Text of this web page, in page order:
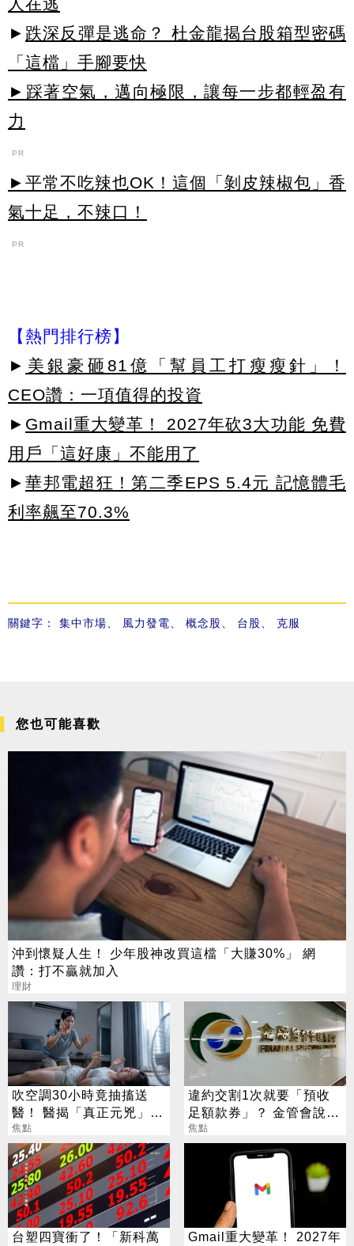
人在逃
► 跌深反彈是逃命？ 杜金龍揭台股箱型密碼
「這檔」手腳要快
►踩著空氣，邁向極限，讓每一步都輕盈有
力
PR
►平常不吃辣也OK！這個「剝皮辣椒包」香
氣十足，不辣口！
PR
【熱門排行榜】
► 美銀豪砸81億「幫員工打瘦瘦針」！
CEO讚：一項值得的投資
► Gmail重大變革！ 2027年砍3大功能 免費
用戶「這好康」不能用了
► 華邦電超狂！第二季EPS 5.4元 記憶體毛
利率飆至70.3%
關鍵字： 集中市場 風力發電 概念股 台股 克服
您也可能喜歡
沖到懷疑人生！ 少年股神改買這檔「大賺30%」 網
讚：打不贏就加入
理財
吹空調30小時竟抽搐送
醫！ 醫揭「真正元兇」：
不是冷氣
焦點
違約交割1次就要「預收
足額款券」？ 金管會說話
了
焦點
台塑四寶衝了！「新科萬
Gmail重大變革！ 2027年